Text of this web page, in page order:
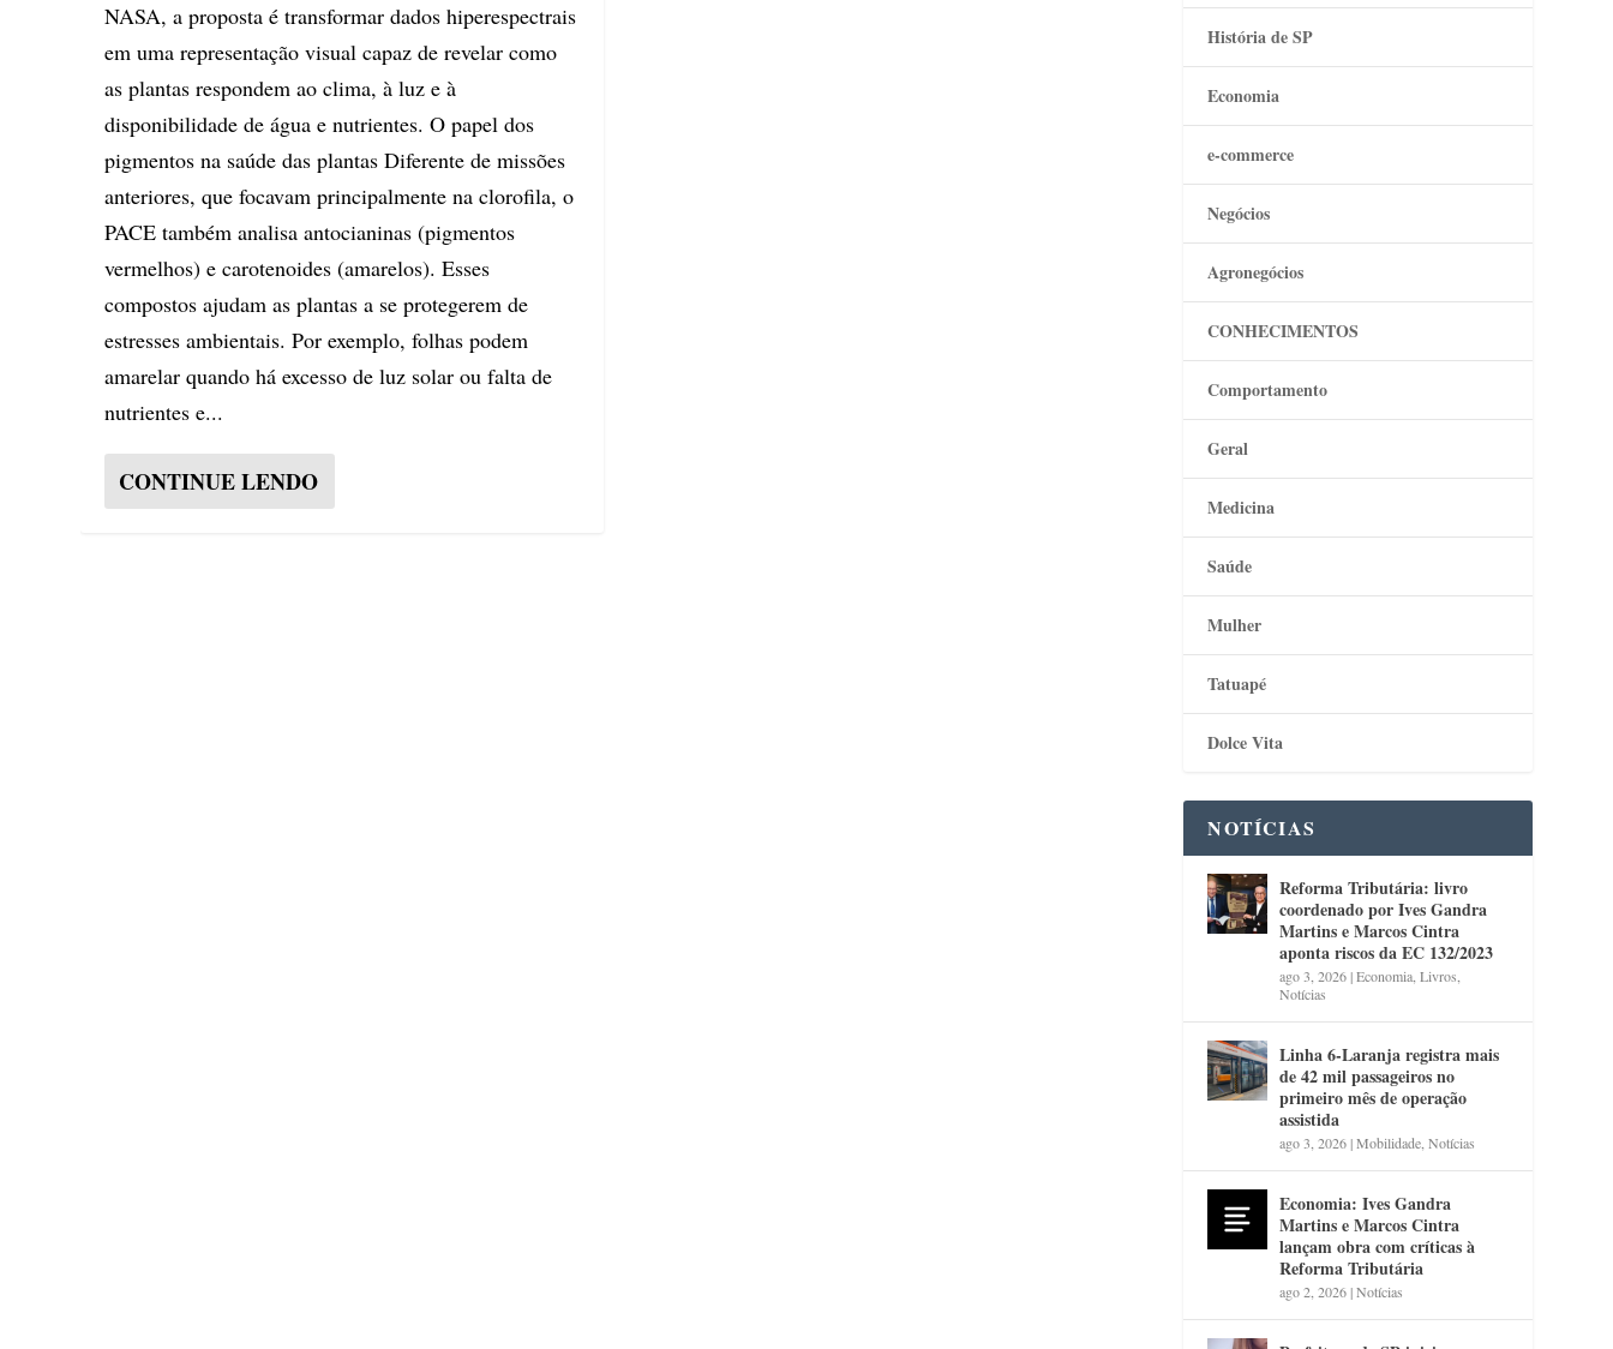
NASA, a proposta é transformar dados hiperespectrais
em uma representação visual capaz de revelar como
as plantas respondem ao clima, à luz e à
disponibilidade de água e nutrientes. O papel dos
pigmentos na saúde das plantas Diferente de missões
anteriores, que focavam principalmente na clorofila, o
PACE também analisa antocianinas (pigmentos
vermelhos) e carotenoides (amarelos). Esses
compostos ajudam as plantas a se protegerem de
estresses ambientais. Por exemplo, folhas podem
amarelar quando há excesso de luz solar ou falta de
nutrientes e...
CONTINUE LENDO
História de SP
Economia
e-commerce
Negócios
Agronegócios
CONHECIMENTOS
Comportamento
Geral
Medicina
Saúde
Mulher
Tatuapé
Dolce Vita
NOTÍCIAS
Reforma Tributária: livro
coordenado por Ives Gandra
Martins e Marcos Cintra
aponta riscos da EC 132/2023
ago 3, 2026|Economia ,Livros
Notícias
Linha 6-Laranja registra mais
de 42 mil passageiros no
primeiro mês de operação
assistida
ago 3, 2026|Mobilidade ,Notícias
Economia: Ives Gandra
Martins e Marcos Cintra
lançam obra com críticas à
Reforma Tributária
ago 2, 2026|Notícias